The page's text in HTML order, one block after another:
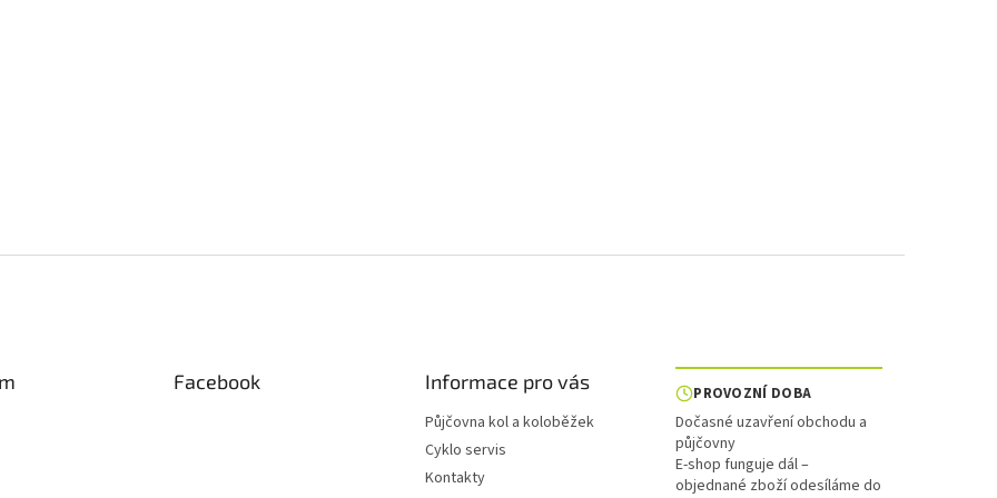
Facebook Informace pro vás
Půjčovna kol a koloběžek
Cyklo servis
Kontakty
PROVOZNÍ DOBA
Dočasné uzavření obchodu a
půjčovny
E-shop funguje dál –
objednané zboží odesíláme do